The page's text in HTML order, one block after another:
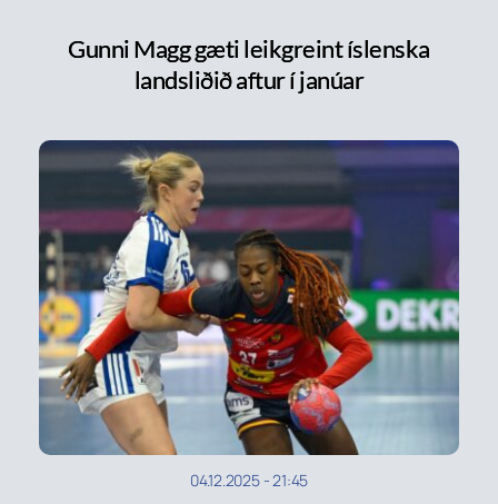
Gunni Magg gæti leikgreint íslenska
landsliðið aftur í janúar
04.12.2025-21:45